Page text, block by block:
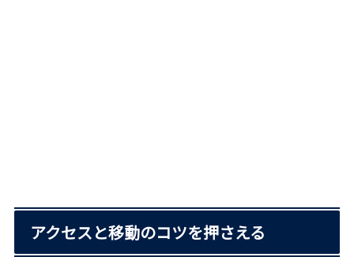
アクセスと移動のコツを押さえる